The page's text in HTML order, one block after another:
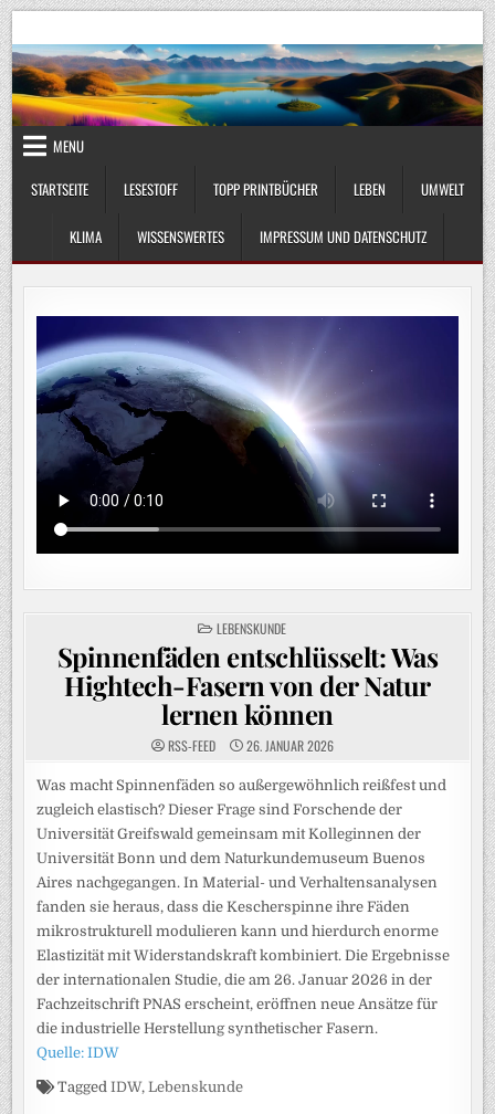
Skip
to
content
UmweltKlima.com
MENU
STARTSEITE
LESESTOFF TOPP PRINTBÜCHER LEBEN UMWELT
KLIMA WISSENSWERTES IMPRESSUM UND DATENSCHUTZ
POSTED
IN
LEBENSKUNDE
Spinnenfäden entschlüsselt: Was
Hightech-Fasern von der Natur
lernen können
RSS-FEED 26. JANUAR 2026
Was macht Spinnenfäden so außergewöhnlich reißfest und
zugleich elastisch? Dieser Frage sind Forschende der
Universität Greifswald gemeinsam mit Kolleginnen der
Universität Bonn und dem Naturkundemuseum Buenos
Aires nachgegangen. In Material- und Verhaltensanalysen
fanden sie heraus, dass die Kescherspinne ihre Fäden
mikrostrukturell modulieren kann und hierdurch enorme
Elastizität mit Widerstandskraft kombiniert. Die Ergebnisse
der internationalen Studie, die am 26. Januar 2026 in der
Fachzeitschrift PNAS erscheint, eröffnen neue Ansätze für
die industrielle Herstellung synthetischer Fasern.
Quelle: IDW
TaggedIDW,Lebenskunde